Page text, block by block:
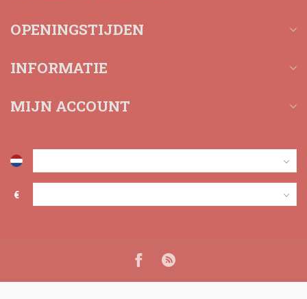
OPENINGSTIJDEN
INFORMATIE
MIJN ACCOUNT
€